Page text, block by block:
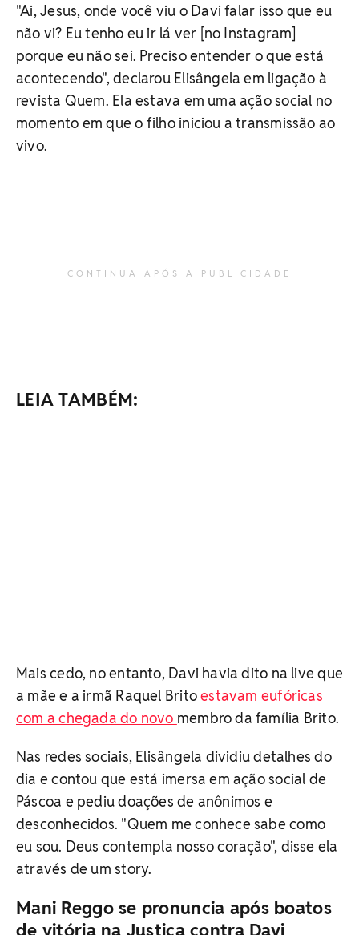
"Ai, Jesus, onde você viu o Davi falar isso que eu
não vi? Eu tenho eu ir lá ver [no Instagram]
porque eu não sei. Preciso entender o que está
acontecendo", declarou Elisângela em ligação à
revista Quem. Ela estava em uma ação social no
momento em que o filho iniciou a transmissão ao
vivo.
CONTINUA APÓS A PUBLICIDADE
LEIA TAMBÉM:
Mais cedo, no entanto, Davi havia dito na live que
a mãe e a irmã Raquel Britoestavam eufóricas
com a chegada do novo membro da família Brito.
Nas redes sociais, Elisângela dividiu detalhes do
dia e contou que está imersa em ação social de
Páscoa e pediu doações de anônimos e
desconhecidos. "Quem me conhece sabe como
eu sou. Deus contempla nosso coração", disse ela
através de um story.
Mani Reggo se pronuncia após boatos
de vitória na Justiça contra Davi